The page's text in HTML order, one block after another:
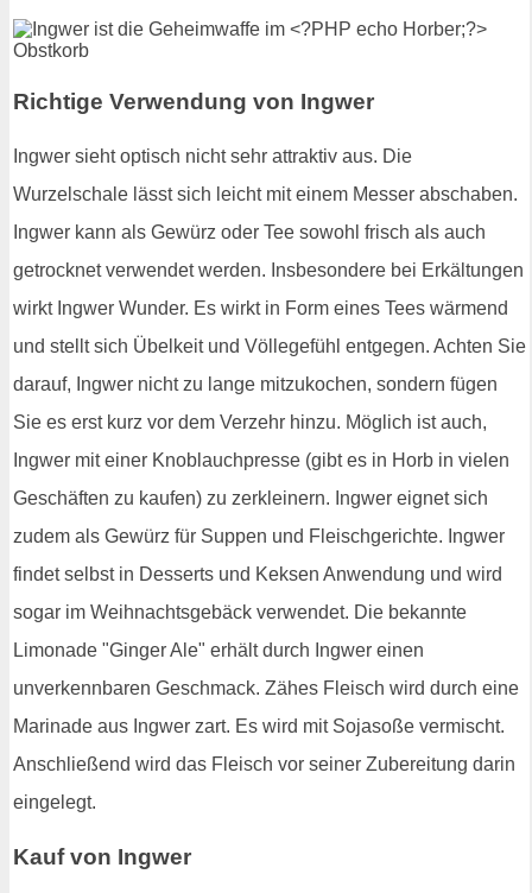
Richtige Verwendung von Ingwer
Ingwer sieht optisch nicht sehr attraktiv aus. Die
Wurzelschale lässt sich leicht mit einem Messer abschaben.
Ingwer kann als Gewürz oder Tee sowohl frisch als auch
getrocknet verwendet werden. Insbesondere bei Erkältungen
wirkt Ingwer Wunder. Es wirkt in Form eines Tees wärmend
und stellt sich Übelkeit und Völlegefühl entgegen. Achten Sie
darauf, Ingwer nicht zu lange mitzukochen, sondern fügen
Sie es erst kurz vor dem Verzehr hinzu. Möglich ist auch,
Ingwer mit einer Knoblauchpresse (gibt es in Horb in vielen
Geschäften zu kaufen) zu zerkleinern. Ingwer eignet sich
zudem als Gewürz für Suppen und Fleischgerichte. Ingwer
findet selbst in Desserts und Keksen Anwendung und wird
sogar im Weihnachtsgebäck verwendet. Die bekannte
Limonade "Ginger Ale" erhält durch Ingwer einen
unverkennbaren Geschmack. Zähes Fleisch wird durch eine
Marinade aus Ingwer zart. Es wird mit Sojasoße vermischt.
Anschließend wird das Fleisch vor seiner Zubereitung darin
eingelegt.
Kauf von Ingwer